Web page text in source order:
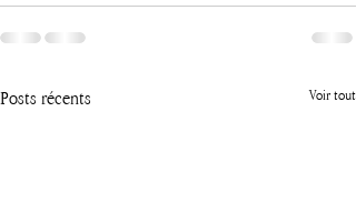
Posts récents Voir tout